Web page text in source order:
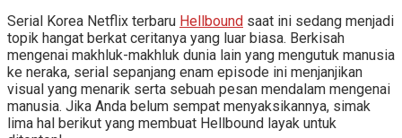
Serial Korea Netflix terbaru Hellbound saat ini sedang menjadi
topik hangat berkat ceritanya yang luar biasa. Berkisah
mengenai makhluk-makhluk dunia lain yang mengutuk manusia
ke neraka, serial sepanjang enam episode ini menjanjikan
visual yang menarik serta sebuah pesan mendalam mengenai
manusia. Jika Anda belum sempat menyaksikannya, simak
lima hal berikut yang membuat Hellbound layak untuk